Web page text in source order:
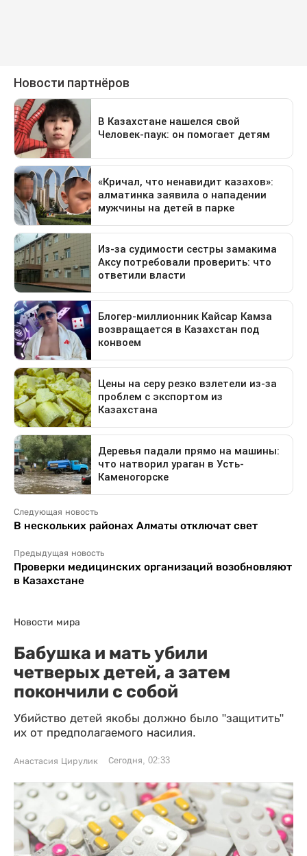
Следующая новость
В нескольких районах Алматы отключат свет
Предыдущая новость
Проверки медицинских организаций возобновляют
в Казахстане
Новости мира
Бабушка и мать убили
четверых детей, а затем
покончили с собой
Убийство детей якобы должно было "защитить"
их от предполагаемого насилия.
Анастасия Цирулик Сегодня, 02:33